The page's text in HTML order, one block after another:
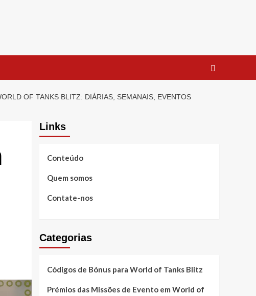
OF TANKS BLITZ: DIÁRIAS, SEMANAIS, EVENTOS
Links
Conteúdo
Quem somos
Contate-nos
Categorias
Códigos de Bónus para World of Tanks Blitz
Prémios das Missões de Evento em World of